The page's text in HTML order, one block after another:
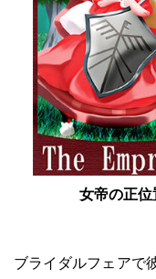
女帝の正位
ブライダルフェアで